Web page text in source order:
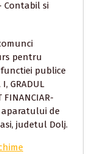
Contabil si
pentru
publice
GRADUL
FINANCIAR-
aparatului de
judetul Dolj.